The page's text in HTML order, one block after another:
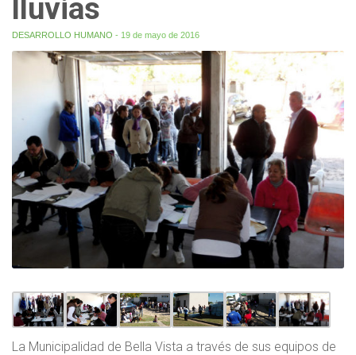
lluvias
DESARROLLO HUMANO - 19 de mayo de 2016
La Municipalidad de Bella Vista a través de sus equipos de